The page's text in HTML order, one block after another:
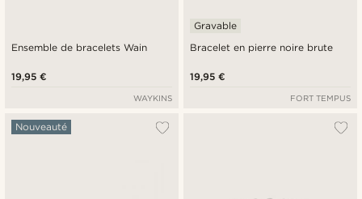
Ensemble de bracelets Wain
19,95 €
WAYKINS
Bracelet en pierre noire brute
Gravable
19,95 €
FORT TEMPUS
Nouveauté